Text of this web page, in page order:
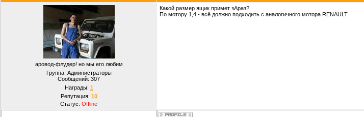
аровод-флудер! но мы его любим
Группа: Администраторы
Сообщений: 307
Награды: 1
Репутация: 10
Статус: Offline
Какой размер ящик примет зАраз?
По мотору 1,4 - всё должно подходить с аналогичного мотора RENAULT.